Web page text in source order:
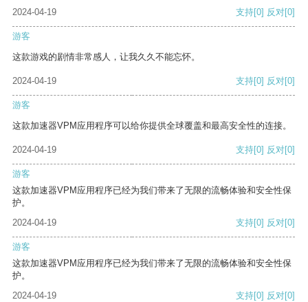
2024-04-19
支持[0] 反对[0]
游客
这款游戏的剧情非常感人，让我久久不能忘怀。
2024-04-19 支持[0] 反对[0]
游客
这款加速器VPM应用程序可以给你提供全球覆盖和最高安全性的连接。
2024-04-19 支持[0] 反对[0]
游客
这款加速器VPM应用程序已经为我们带来了无限的流畅体验和安全性保
护。
2024-04-19
支持[0] 反对[0]
游客
这款加速器VPM应用程序已经为我们带来了无限的流畅体验和安全性保
护。
2024-04-19
支持[0] 反对[0]